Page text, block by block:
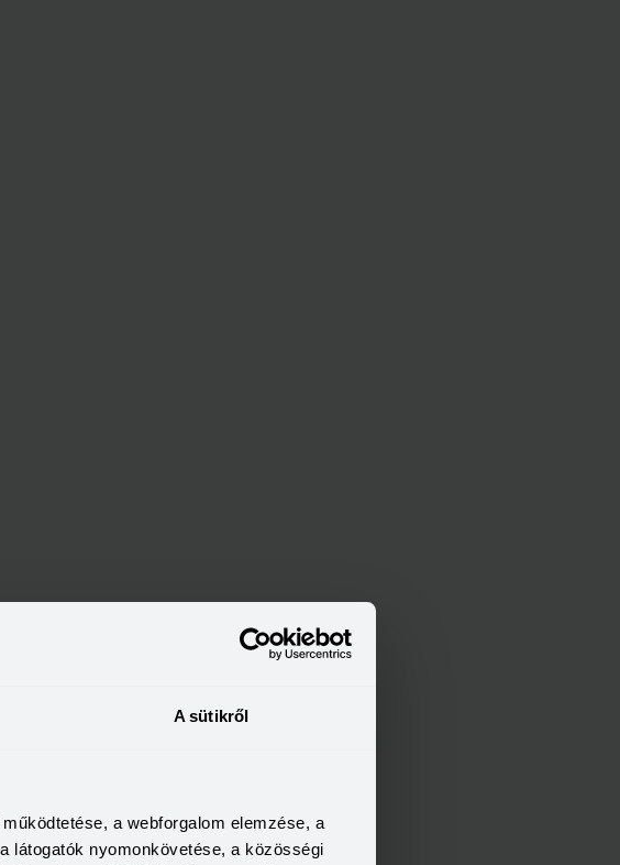
A sütikről
a webforgalom elemzése, a
látogatók nyomonkövetése, a közösségi
településen